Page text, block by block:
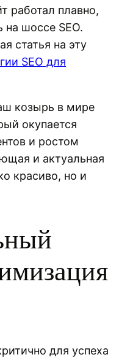
работал плавно,
шоссе SEO.
статья на эту
SEO для
козырь в мире
окупается
и ростом
и актуальная
красиво, но и
для успеха